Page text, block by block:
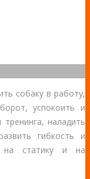
собаку в работу,
успокоить и
наладить
гибкость и
на статику и на